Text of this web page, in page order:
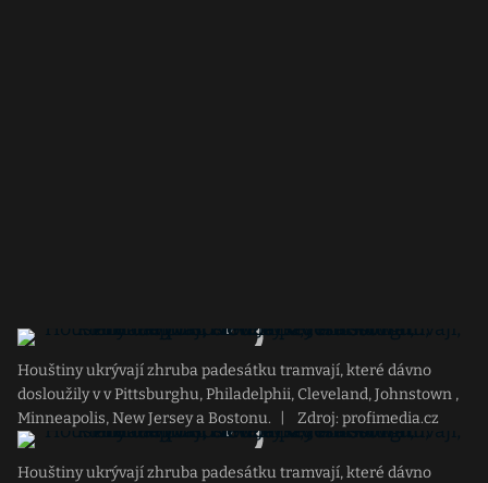
Houštiny ukrývají zhruba padesátku tramvají, které dávno
dosloužily v v Pittsburghu, Philadelphii, Cleveland, Johnstown ,
Minneapolis, New Jersey a Bostonu.
Zdroj: profimedia.cz
Houštiny ukrývají zhruba padesátku tramvají, které dávno